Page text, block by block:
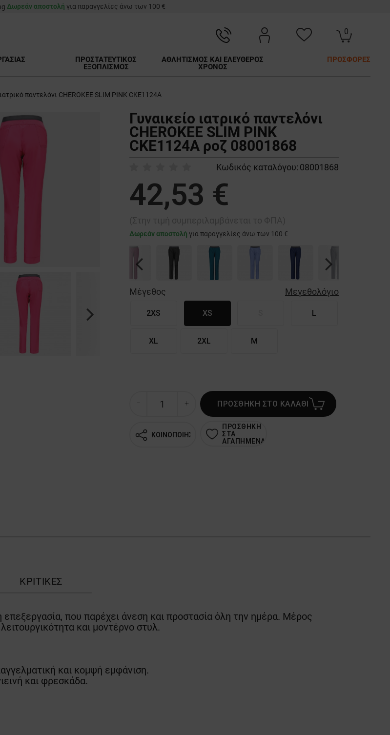
Δωρεάν αποστολή για παραγγελίες άνω των 100 €
0
ΠΡΟΣΤΑΤΕΥΤΙΚΟΣ
ΕΞΟΠΛΙΣΜΟΣ
ΑΘΛΗΤΙΣΜΟΣ ΚΑΙ ΕΛΕΥΘΕΡΟΣ
ΧΡΟΝΟΣ
ΠΡΟΣΦΟΡΕΣ
παντελόνι CHEROKEE SLIM PINK CKE1124A
Next
Γυναικείο ιατρικό παντελόνι
CHEROKEE SLIM PINK
CKE1124A ροζ 08001868
Κωδικός καταλόγου: 08001868
42,53 €
Δωρεάν αποστολή για παραγγελίες άνω των 100 €
Previous Next
Μέγεθος Μεγεθολόγιο
2XS XS L
XL 2XL M
ΠΡΟΣΘΗΚΗ ΣΤΟ ΚΑΛΑΘΙ
ΚΟΙΝΟΠΟΙΗΣΗ
ΠΡΟΣΘΗΚΗ
ΣΤΑ
ΑΓΑΠΗΜΕΝΑ
ΚΡΙΤΙΚΈΣ
επεξεργασία, που παρέχει άνεση και προστασία όλη την ημέρα. Μέρος
και μοντέρνο στυλ.
και κομψή εμφάνιση.
και φρεσκάδα.